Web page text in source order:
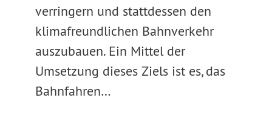
verringern und stattdessen den
klimafreundlichen Bahnverkehr
auszubauen. Ein Mittel der
Umsetzung dieses Ziels ist es, das
Bahnfahren…